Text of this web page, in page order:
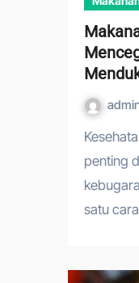
Optimal
Kesehatan sistem pencernaan memiliki peran
penting
satu